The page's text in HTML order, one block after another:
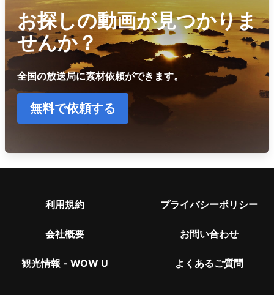
お探しの動画が見つかりま
せんか？
全国の放送局に素材依頼ができます。
無料で依頼する
利用規約 プライバシーポリシー
会社概要 お問い合わせ
観光情報 - WOW U よくあるご質問